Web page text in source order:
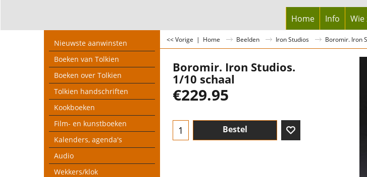
Home Info Wie
Nieuwste aanwinsten
Boeken van Tolkien
Boeken over Tolkien
Tolkien handschriften
Kookboeken
Film- en kunstboeken
Kalenders, agenda's
Audio
Wekkers/klok
<< Vorige | Home Beelden Iron Studios Boromir. Iron
Boromir. Iron Studios.
1/10 schaal
€229.95
Bestel